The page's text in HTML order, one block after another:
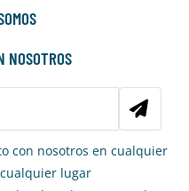
NOSOTROS
con nosotros en cualquier
lugar